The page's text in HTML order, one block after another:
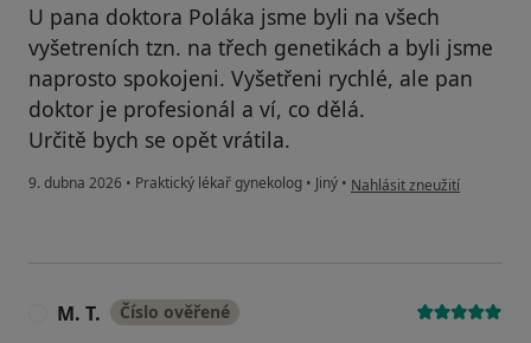
U pana doktora Poláka jsme byli na všech
vyšetreních tzn. na třech genetikách a byli jsme
naprosto spokojeni. Vyšetřeni rychlé, ale pan
doktor je profesionál a ví, co dělá.
Určitě bych se opět vrátila.
9. dubna 2026 • Praktický lékař gynekolog • Jiný • podle názoru uživatele
Nahlásit zneužití
M. T. Číslo ověřené